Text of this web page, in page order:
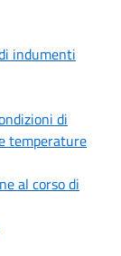
indumenti
di
temperature
al corso di